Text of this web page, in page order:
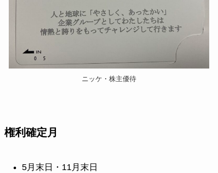
ニッケ・株主優待
権利確定月
5月末日・11月末日